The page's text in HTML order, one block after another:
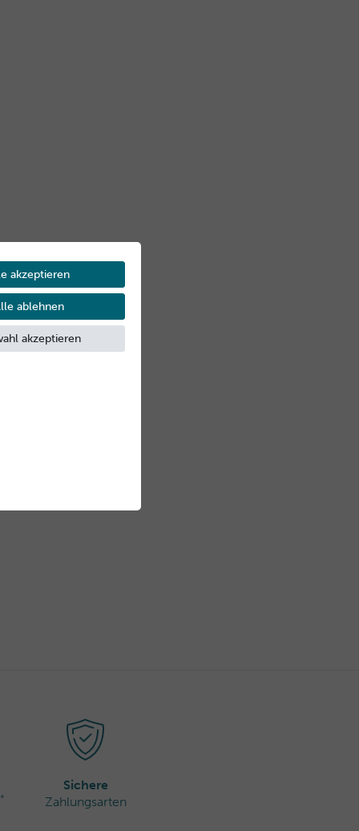
Sichere
Zahlungsarten
akzeptieren
ablehnen
akzeptieren